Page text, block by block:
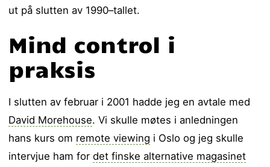
ut på slutten av 1990–tallet.
Mind control i
praksis
I slutten av februar i 2001 hadde jeg en avtale med
David Morehouse. Vi skulle møtes i anledningen
hans kurs om remote viewing i Oslo og jeg skulle
intervjue ham fordet finske alternative magasinet